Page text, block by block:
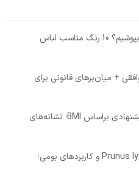
با لباس مجلسی طوسی چه کفشی بپوشیم؟ 10 رنگ مناسب لباس
+ میان‌برهای قانونی برای
افزایش وزن در بارداری؛ محدوده پیشنهادی براساس BMI؛ نشانه‌های
خواص گیاه تنگرس؛ معرفی Prunus lycioides و کاربردهای بومی؛